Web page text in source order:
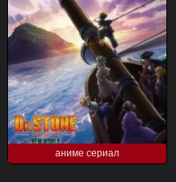
аниме сериал